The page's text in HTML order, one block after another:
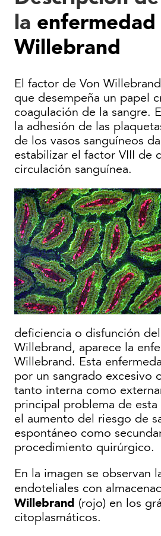
la enfermedad
Willebrand
El factor de Von
que desempeña un papel
coagulación de la sangre.
la adhesión de las
de los vasos sanguíneos
estabilizar el factor VIII de
circulación sanguínea.
deficiencia o disfunción
Willebrand, aparece la
Willebrand. Esta
por un sangrado excesivo
tanto interna como
principal problema de esta
el aumento del riesgo de
espontáneo como
procedimiento quirúrgico.
En la imagen se observan
endoteliales con
Willebrand (rojo) en los
citoplasmáticos.